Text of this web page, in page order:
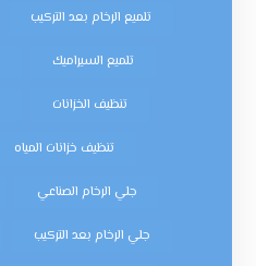
تلميع الرخام بعد التركيب
تلميع السيراميك
تنظيف الخزانات
تنظيف خزانات المياه
جلي الرخام الصناعي
جلي الرخام بعد التركيب